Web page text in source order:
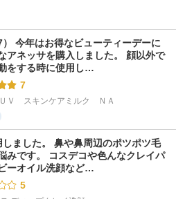
） 今年はお得なビューティーデーに
アネッサを購入しました。 顔以外で
をする時に使用し…
7
Ｖ　スキンケアミルク　ＮＡ
ました。 鼻や鼻周辺のポツポツ毛
みです。 コスデコや色んなクレイパ
ーオイル洗顔など…
5